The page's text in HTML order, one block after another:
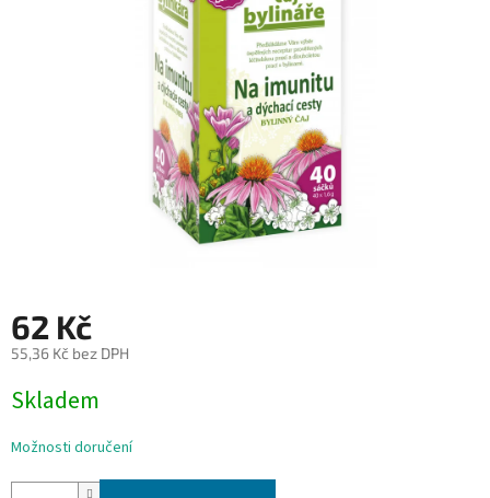
62 Kč
55,36 Kč bez DPH
cena:
Skladem
Možnosti doručení